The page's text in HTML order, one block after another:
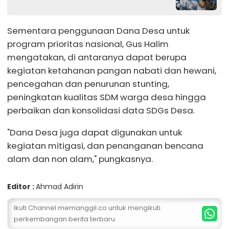
Sementara penggunaan Dana Desa untuk
program prioritas nasional, Gus Halim
mengatakan, di antaranya dapat berupa
kegiatan ketahanan pangan nabati dan hewani,
pencegahan dan penurunan stunting,
peningkatan kualitas SDM warga desa hingga
perbaikan dan konsolidasi data SDGs Desa.
"Dana Desa juga dapat digunakan untuk
kegiatan mitigasi, dan penanganan bencana
alam dan non alam," pungkasnya.
Editor :Ahmad Adirin
Ikuti Channel memanggil.co untuk mengikuti
perkembangan berita terbaru